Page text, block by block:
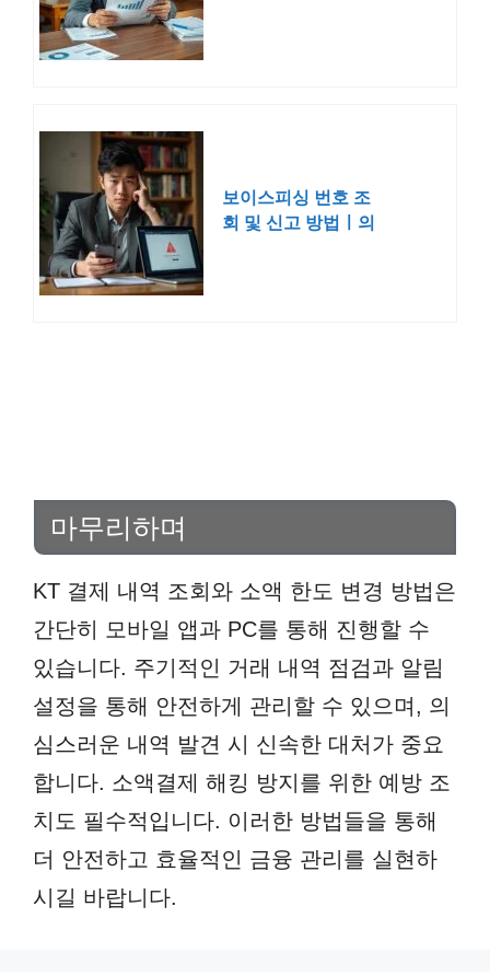
보이스피싱 번호 조
회 및 신고 방법ㅣ의
마무리하며
KT 결제 내역 조회와 소액 한도 변경 방법은
간단히 모바일 앱과 PC를 통해 진행할 수
있습니다. 주기적인 거래 내역 점검과 알림
설정을 통해 안전하게 관리할 수 있으며, 의
심스러운 내역 발견 시 신속한 대처가 중요
합니다. 소액결제 해킹 방지를 위한 예방 조
치도 필수적입니다. 이러한 방법들을 통해
더 안전하고 효율적인 금융 관리를 실현하
시길 바랍니다.